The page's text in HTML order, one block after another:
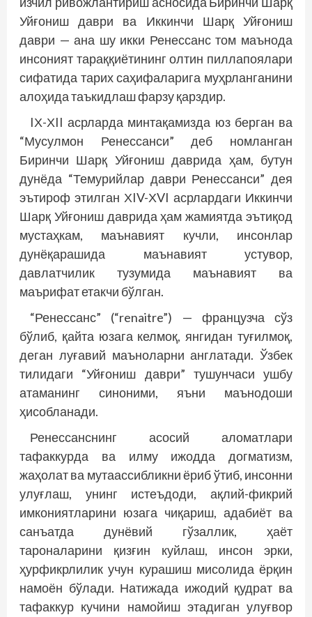
Уйғониш даври ва Иккинчи Шарқ Уйғониш
даври — ана шу икки Ренессанс том маънода
инсоният тараққиётининг олтин пиллапоялари
сифатида тарих саҳифаларига муҳрланганини
алоҳида таъкидлаш фарзу қарздир.
IХ-ХII асрларда минтақамизда юз берган ва
“Мусулмон Ренессанси” деб номланган
Биринчи Шарқ Уйғониш даврида ҳам, бутун
дунёда “Темурийлар даври Ренессанси” дея
эътироф этилган ХIV-ХVI асрлардаги Иккинчи
Шарқ Уйғониш даврида ҳам жамиятда эътиқод
мустаҳкам, маънавият кучли, инсонлар
дунёқарашида маънавият устувор,
давлатчилик тузумида маънавият ва
маърифат етакчи бўлган.
“Ренессанс” (“renaitre”) — французча сўз
бўлиб, қайта юзага келмоқ, янгидан туғилмоқ,
деган луғавий маъноларни англатади. Ўзбек
тилидаги “Уйғониш даври” тушунчаси ушбу
атаманинг синоними, яъни маънодоши
ҳисобланади.
Ренессанснинг асосий аломатлари
тафаккурда ва илму ижодда догматизм,
жаҳолат ва мутаассибликни ёриб ўтиб, инсонни
улуғлаш, унинг истеъдоди, ақлий-фикрий
имкониятларини юзага чиқариш, адабиёт ва
санъатда дунёвий гўзаллик, ҳаёт
тароналарини қизғин куйлаш, инсон эрки,
ҳурфикрлилик учун курашиш мисолида ёрқин
намоён бўлади. Натижада ижодий қудрат ва
тафаккур кучини намойиш этадиган улуғвор